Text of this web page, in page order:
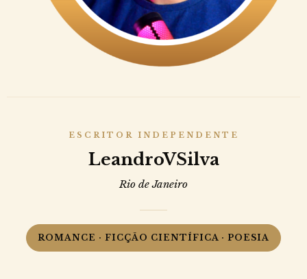
ESCRITOR INDEPENDENTE
LeandroVSilva
Rio de Janeiro
ROMANCE · FICÇÃO CIENTÍFICA · POESIA